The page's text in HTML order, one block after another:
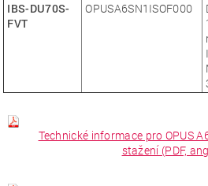
IBS-DU70S-
FVT
OPUSA6SN1ISOF000
Technické informace pro OPUS
stažení (PDF,